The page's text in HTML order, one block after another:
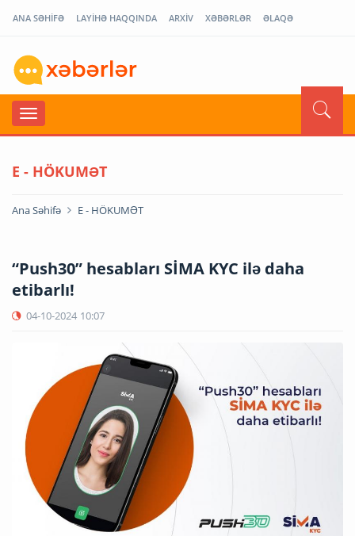
ANA SƏHİFƏ LAYİHƏ HAQQINDA ARXİV XƏBƏRLƏR ƏLAQƏ
E - HÖKUMƏT
Ana Səhifə E - HÖKUMƏT
“Push30” hesabları SİMA KYC ilə daha
etibarlı!
04-10-2024 10:07